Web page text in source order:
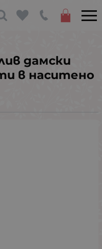
дамски
в наситено